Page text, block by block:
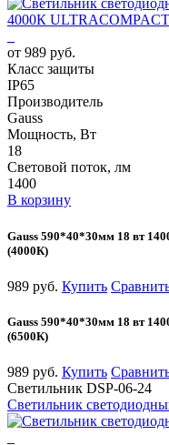
от 989 руб.
Класс защиты
IP65
Производитель
Gauss
Мощность, Вт
18
Световой поток, лм
1400
В корзину
Gauss 590*40*30мм 18 вт
(4000К)
989 руб. Купить
Gauss 590*40*30мм 18 вт
(6500К)
989 руб. Купить
Светильник DSP-06-24
Светильник